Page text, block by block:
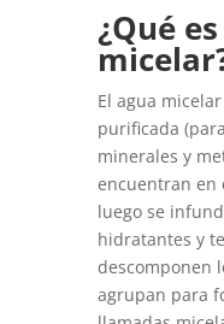
¿Qué
El agua
purificada
minerales y
encuentran en
luego se
hidratantes y
descomponen
agrupan para